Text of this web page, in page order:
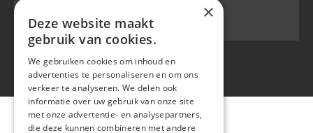
×
Deze website maakt
gebruik van cookies.
We gebruiken cookies om inhoud en
advertenties te personaliseren en om ons
verkeer te analyseren. We delen ook
informatie over uw gebruik van onze site
met onze advertentie- en analysepartners,
die deze kunnen combineren met andere